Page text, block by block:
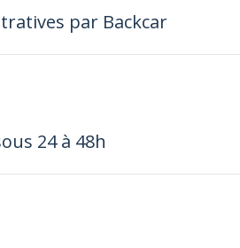
par Backcar
24 à 48h